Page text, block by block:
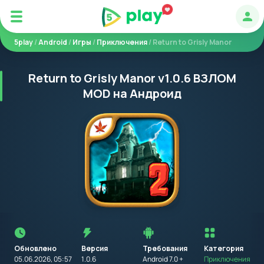
5play/Android /Игры /Приключения/ Return to Grisly Manor
Return to Grisly Manor v1.0.6 ВЗЛОМ
MOD на Андроид
Обновлено
05.06.2026, 05:57
Версия
1.0.6
Требования
Android 7.0 +
установкой
приложения
на
устройство
Категория
Приключения